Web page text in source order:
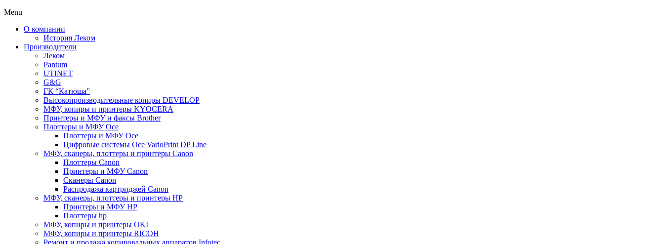
Menu
О компании
История Леком
Производители
Леком
Pantum
UTINET
G&G
ГК “Катюша”
Высокопроизводительные копиры DEVELOP
МФУ, копиры и принтеры KYOCERA
Принтеры и МФУ и факсы Brother
Плоттеры и МФУ Oce
Плоттеры и МФУ Oce
Цифровые системы Oce VarioPrint DP Line
МФУ, сканеры, плоттеры и принтеры Canon
Плоттеры Canon
Принтеры и МФУ Canon
Сканеры Canon
Распродажа картриджей Canon
МФУ, сканеры, плоттеры и принтеры HP
Принтеры и МФУ HP
Плоттеры hp
МФУ, копиры и принтеры OKI
МФУ, копиры и принтеры RICOH
Ремонт и продажа копировальных аппаратов Infotec